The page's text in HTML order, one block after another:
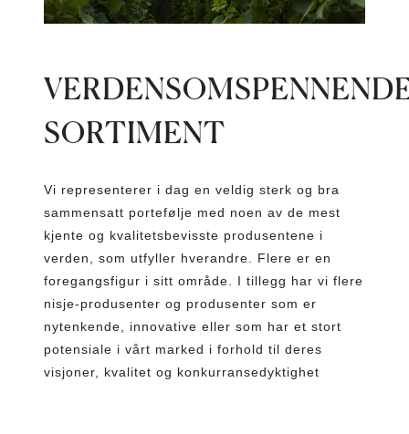
SORTIMENT
Vi representerer i dag en veldig sterk og bra
sammensatt portefølje med noen av de mest
kjente og kvalitetsbevisste produsentene i
verden, som utfyller hverandre. Flere er en
foregangsfigur i sitt område. I tillegg har vi flere
nisje-produsenter og produsenter som er
nytenkende, innovative eller som har et stort
potensiale i vårt marked i forhold til deres
visjoner, kvalitet og konkurransedyktighet